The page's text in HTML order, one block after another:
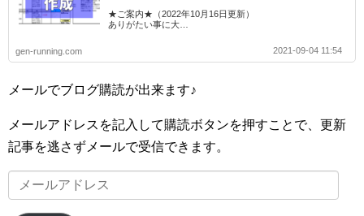
★ご案内★（2022年10月16日更新）
ありがたい事に大…
gen-running.com 2021-09-04 11:54
メールでブログ購読が出来ます♪
メールアドレスを記入して購読ボタンを押すことで、更新
記事を逃さずメールで受信できます。
ー